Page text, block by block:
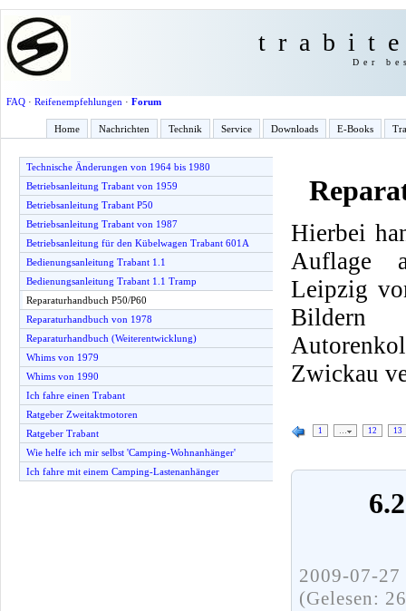
Der
FAQ· Reifenempfehlungen · Forum
Home Nachrichten Technik Service Downloads E-Books
Technische Änderungen von 1964 bis 1980
Betriebsanleitung Trabant von 1959
Betriebsanleitung Trabant P50
Betriebsanleitung Trabant von 1987
Betriebsanleitung für den Kübelwagen Trabant 601A
Bedienungsanleitung Trabant 1.1
Bedienungsanleitung Trabant 1.1 Tramp
Reparaturhandbuch P50/P60
Reparaturhandbuch von 1978
Reparaturhandbuch (Weiterentwicklung)
Whims von 1979
Whims von 1990
Ich fahre einen Trabant
Ratgeber Zweitaktmotoren
Ratgeber Trabant
Wie helfe ich mir selbst 'Camping-Wohnanhänger'
Ich fahre mit einem Camping-Lastenanhänger
Hierbei
Auflage
Leipzig
Zwickau
1 12 13
2009-07-
(Gelesen: